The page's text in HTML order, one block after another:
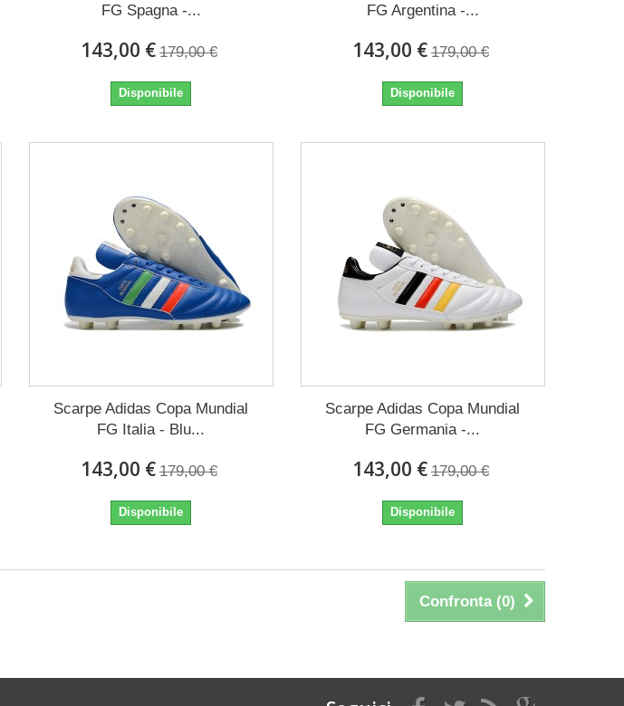
FG Spagna -...
143,00 € 179,00 €
Disponibile
FG Argentina -...
143,00 € 179,00 €
Disponibile
Scarpe Adidas Copa Mundial
FG Italia - Blu...
143,00 € 179,00 €
Disponibile
Scarpe Adidas Copa Mundial
FG Germania -...
143,00 € 179,00 €
Disponibile
Confronta (0)